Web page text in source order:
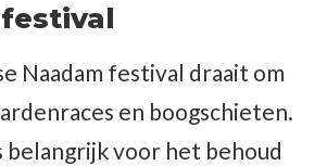
Naadam festival draait om
en boogschieten.
belangrijk voor het behoud